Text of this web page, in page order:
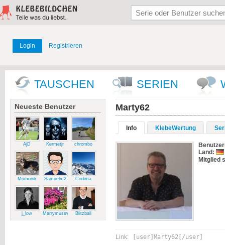
Login Registrieren
TAUSCHEN SERIEN
Neueste Benutzer
AjD Kermetjr chrombo
Momonik Samuelm2 Codima
j_low Marrymussweg Blitzball
Marty62
Info KlebeWertung
Land:
Mitglied
Link: [user]Marty62[/user]